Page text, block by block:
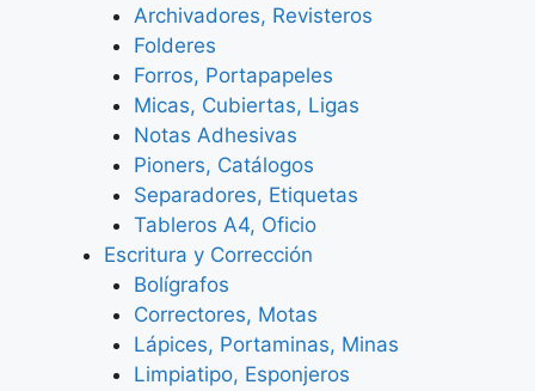
Archivadores, Revisteros
Folderes
Forros, Portapapeles
Micas, Cubiertas, Ligas
Notas Adhesivas
Pioners, Catálogos
Separadores, Etiquetas
Tableros A4, Oficio
Escritura y Corrección
Bolígrafos
Correctores, Motas
Lápices, Portaminas, Minas
Limpiatipo, Esponjeros